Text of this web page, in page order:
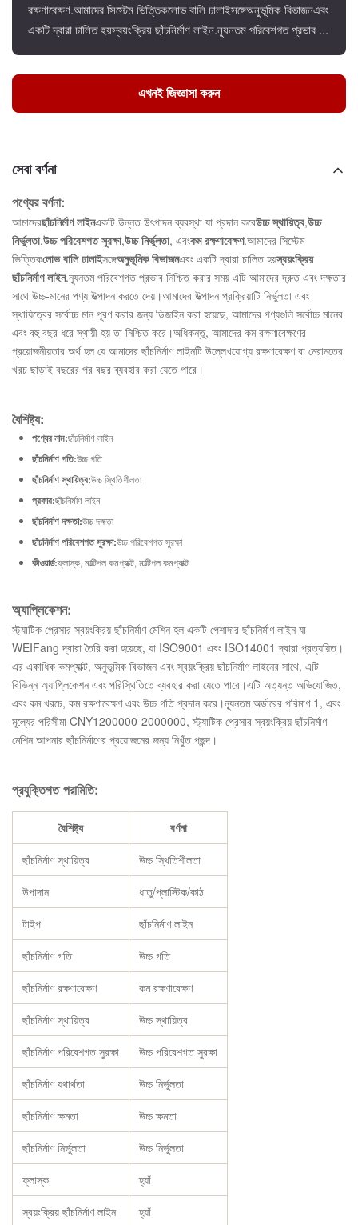
রক্ষণাবেক্ষণ.আমাদের সিস্টেম ভিত্তিকলোভ বালি ঢালাইসঙ্গেঅনুভূমিক বিভাজনএবং
একটি দ্বারা চালিত হয়স্বয়ংক্রিয় ছাঁচনির্মাণ লাইন.ন্যূনতম পরিবেশগত প্রভাব ...
এখনই জিজ্ঞাসা করুন
সেবা বর্ণনা
পণ্যের বর্ণনা:
আমাদেরছাঁচনির্মাণ লাইনএকটি উন্নত উৎপাদন ব্যবস্থা যা প্রদান করেউচ্চ স্থায়িত্ব,উচ্চ
নির্ভুলতা,উচ্চ পরিবেশগত সুরক্ষা,উচ্চ নির্ভুলতা, এবংকম রক্ষণাবেক্ষণ.আমাদের সিস্টেম
ভিত্তিকলোভ বালি ঢালাইসঙ্গেঅনুভূমিক বিভাজনএবং একটি দ্বারা চালিত হয়স্বয়ংক্রিয়
ছাঁচনির্মাণ লাইন.ন্যূনতম পরিবেশগত প্রভাব নিশ্চিত করার সময় এটি আমাদের দ্রুত এবং দক্ষতার
সাথে উচ্চ-মানের পণ্য উত্পাদন করতে দেয়।আমাদের উত্পাদন প্রক্রিয়াটি নির্ভুলতা এবং
স্থায়িত্বের সর্বোচ্চ মান পূরণ করার জন্য ডিজাইন করা হয়েছে, আমাদের পণ্যগুলি সর্বোচ্চ মানের
এবং বহু বছর ধরে স্থায়ী হয় তা নিশ্চিত করে।অধিকন্তু, আমাদের কম রক্ষণাবেক্ষণের
প্রয়োজনীয়তার অর্থ হল যে আমাদের ছাঁচনির্মাণ লাইনটি উল্লেখযোগ্য রক্ষণাবেক্ষণ বা মেরামতের
খরচ ছাড়াই বছরের পর বছর ব্যবহার করা যেতে পারে।
বৈশিষ্ট্য:
পণ্যের নাম:ছাঁচনির্মাণ লাইন
ছাঁচনির্মাণ গতি:উচ্চ গতি
ছাঁচনির্মাণ স্থায়িত্ব:উচ্চ স্থিতিশীলতা
প্রকার:ছাঁচনির্মাণ লাইন
ছাঁচনির্মাণ দক্ষতা:উচ্চ দক্ষতা
ছাঁচনির্মাণ পরিবেশগত সুরক্ষা:উচ্চ পরিবেশগত সুরক্ষা
কীওয়ার্ড:ফ্লাস্ক, মাল্টিপল কমপ্যাক্ট, মাল্টিপল কমপ্যাক্ট
অ্যাপ্লিকেশন:
স্ট্যাটিক প্রেসার স্বয়ংক্রিয় ছাঁচনির্মাণ মেশিন হল একটি পেশাদার ছাঁচনির্মাণ লাইন যা
WEIFang দ্বারা তৈরি করা হয়েছে, যা ISO9001 এবং ISO14001 দ্বারা প্রত্যয়িত।
এর একাধিক কমপ্যাক্ট, অনুভূমিক বিভাজন এবং স্বয়ংক্রিয় ছাঁচনির্মাণ লাইনের সাথে, এটি
বিভিন্ন অ্যাপ্লিকেশন এবং পরিস্থিতিতে ব্যবহার করা যেতে পারে।এটি অত্যন্ত অভিযোজিত,
এবং কম খরচে, কম রক্ষণাবেক্ষণ এবং উচ্চ গতি প্রদান করে।ন্যূনতম অর্ডারের পরিমাণ 1, এবং
মূল্যের পরিসীমা CNY1200000-2000000, স্ট্যাটিক প্রেসার স্বয়ংক্রিয় ছাঁচনির্মাণ
মেশিন আপনার ছাঁচনির্মাণের প্রয়োজনের জন্য নিখুঁত পছন্দ।
প্রযুক্তিগত পরামিতি:
বৈশিষ্ট্য
বর্ণনা
ছাঁচনির্মাণ স্থায়িত্ব
উচ্চ স্থিতিশীলতা
উপাদান
ধাতু/প্লাস্টিক/কাঠ
টাইপ
ছাঁচনির্মাণ লাইন
ছাঁচনির্মাণ গতি
উচ্চ গতি
ছাঁচনির্মাণ রক্ষণাবেক্ষণ
কম রক্ষণাবেক্ষণ
ছাঁচনির্মাণ স্থায়িত্ব
উচ্চ স্থায়িত্ব
ছাঁচনির্মাণ পরিবেশগত সুরক্ষা
উচ্চ পরিবেশগত সুরক্ষা
ছাঁচনির্মাণ যথার্থতা
উচ্চ নির্ভুলতা
ছাঁচনির্মাণ ক্ষমতা
উচ্চ ক্ষমতা
ছাঁচনির্মাণ নির্ভুলতা
উচ্চ নির্ভুলতা
ফ্লাস্ক
হ্যাঁ
স্বয়ংক্রিয় ছাঁচনির্মাণ লাইন
হ্যাঁ